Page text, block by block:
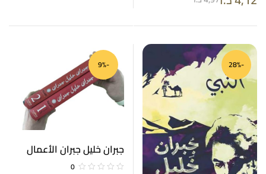
-28%
-9%
جبران خليل جبران الأعمال
الكاملة جزأين
0